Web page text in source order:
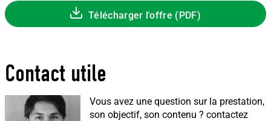
Télécharger l'offre (PDF)
Contact utile
Vous avez une question sur la prestation,
son objectif, son contenu ? contactez